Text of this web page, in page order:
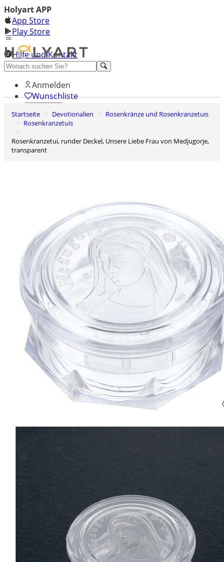
Holyart APP
App Store
Play Store
Hilfe und Kontakt
Entdecken Sie Premium
Anmelden
Wunschliste
0
Warenkorb
Startseite Devotionalien
Rosenkränze und Rosenkranzetuis
Rosenkranzetuis
Rosenkranzetui, runder Deckel, Unsere Liebe Frau von Medjugorje,
transparent